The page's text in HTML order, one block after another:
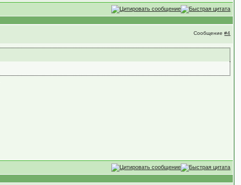
Сообщение#4